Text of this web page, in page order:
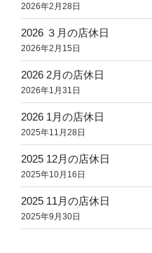
2026年2月28日
2026 ３月の店休日
2026年2月15日
2026 2月の店休日
2026年1月31日
2026 1月の店休日
2025年11月28日
2025 12月の店休日
2025年10月16日
2025 11月の店休日
2025年9月30日